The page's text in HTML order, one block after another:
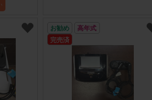
お勧め
高年式
完売済